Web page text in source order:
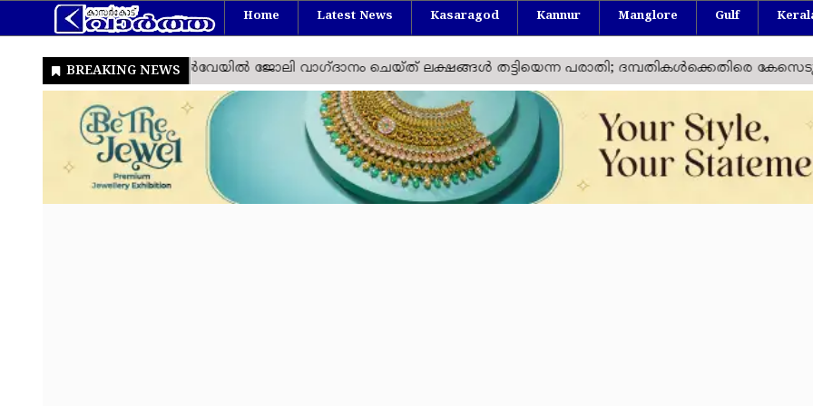
Home Latest News Kasaragod Kannur Manglore Gulf